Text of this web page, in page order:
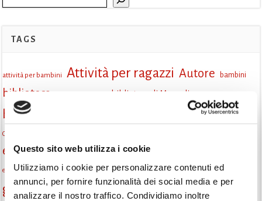
Questo sito web utilizza i cookie
Utilizziamo i cookie per personalizzare contenuti ed
annunci, per fornire funzionalità dei social media e per
analizzare il nostro traffico. Condividiamo inoltre
TAGS
attività per bambini Attività per ragazzi Autore bambini
biblioteca biblioteca di Monselice
biblioteca Monselice Biblioteca San Biagio
Centro per il libro e la lettura
eventi culturali eventi culturali Monselice
eventi Monselice eventi per famiglie famiglie Fiaccole della lettura
gruppo di lettura incontri letterari Informazioni